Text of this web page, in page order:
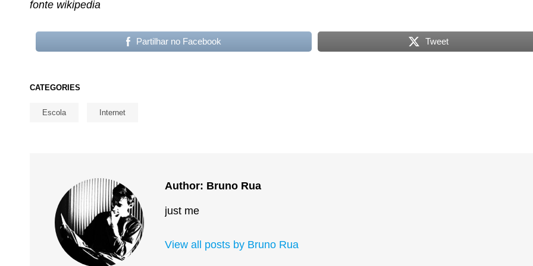
fonte wikipedia
Partilhar no Facebook Tweet
CATEGORIES
Escola Internet
Author: Bruno Rua
just me
View all posts by Bruno Rua